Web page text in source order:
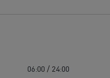
06:00 / 24:00